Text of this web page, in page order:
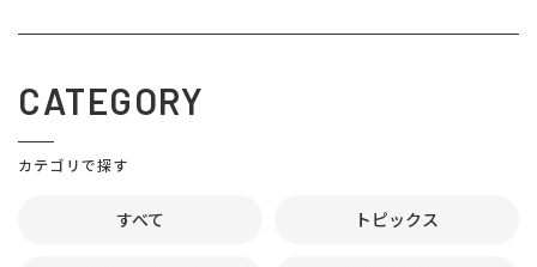
CATEGORY
カテゴリで探す
すべて トピックス